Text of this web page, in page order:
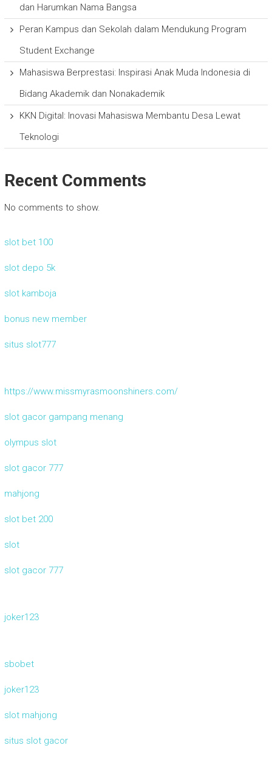
dan Harumkan Nama Bangsa
Peran Kampus dan Sekolah dalam Mendukung Program
Student Exchange
Mahasiswa Berprestasi: Inspirasi Anak Muda Indonesia di
Bidang Akademik dan Nonakademik
KKN Digital: Inovasi Mahasiswa Membantu Desa Lewat
Teknologi
Recent Comments
No comments to show.
slot bet 100
slot depo 5k
slot kamboja
bonus new member
situs slot777
https://www.missmyrasmoonshiners.com/
slot gacor gampang menang
olympus slot
slot gacor 777
mahjong
slot bet 200
slot
slot gacor 777
joker123
sbobet
joker123
slot mahjong
situs slot gacor